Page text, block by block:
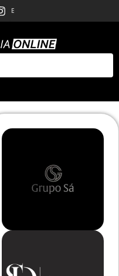
Ivete Sangalo recebe declaração discreta do namorado em foto de biquíni